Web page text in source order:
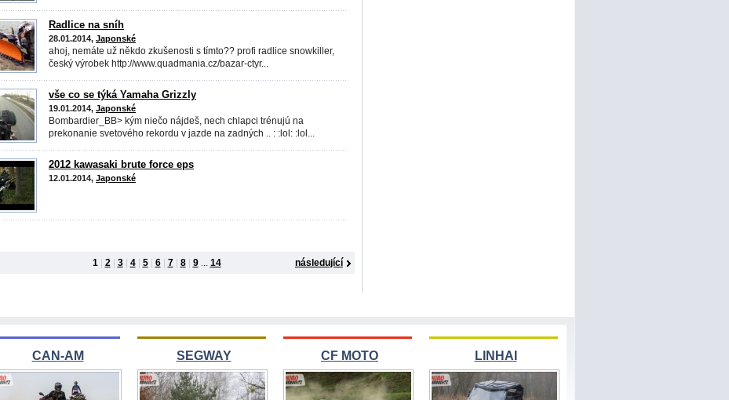
Radlice na sníh
28.01.2014, Japonské
ahoj, nemáte už někdo zkušenosti s tímto?? profi radlice snowkiller,
český výrobek http://www.quadmania.cz/bazar-ctyr...
vše co se týká Yamaha Grizzly
19.01.2014, Japonské
Bombardier_BB> kým niečo nájdeš, nech chlapci trénujú na
prekonanie svetového rekordu v jazde na zadných .. : :lol: :lol...
2012 kawasaki brute force eps
12.01.2014, Japonské
následující
1 2 3 4 5 6 7 8 9... 14
CAN-AM SEGWAY CF MOTO LINHAI